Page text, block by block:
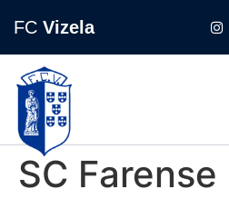
FC Vizela
SC Farense